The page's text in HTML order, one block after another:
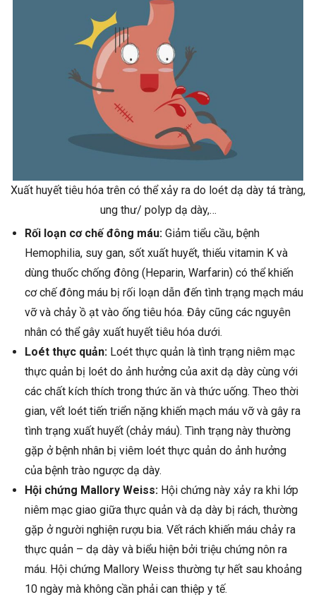
Xuất huyết tiêu hóa trên có thể xảy ra do loét dạ dày tá tràng,
ung thư/ polyp dạ dày,…
Rối loạn cơ chế đông máu: Giảm tiểu cầu, bệnh
Hemophilia, suy gan, sốt xuất huyết, thiếu vitamin K và
dùng thuốc chống đông (Heparin, Warfarin) có thể khiến
cơ chế đông máu bị rối loạn dẫn đến tình trạng mạch máu
vỡ và chảy ồ ạt vào ống tiêu hóa. Đây cũng các nguyên
nhân có thể gây xuất huyết tiêu hóa dưới.
Loét thực quản: Loét thực quản là tình trạng niêm mạc
thực quản bị loét do ảnh hưởng của axit dạ dày cùng với
các chất kích thích trong thức ăn và thức uống. Theo thời
gian, vết loét tiến triển nặng khiến mạch máu vỡ và gây ra
tình trạng xuất huyết (chảy máu). Tình trạng này thường
gặp ở bệnh nhân bị viêm loét thực quản do ảnh hưởng
của bệnh trào ngược dạ dày.
Hội chứng Mallory Weiss: Hội chứng này xảy ra khi lớp
niêm mạc giao giữa thực quản và dạ dày bị rách, thường
gặp ở người nghiện rượu bia. Vết rách khiến máu chảy ra
thực quản – dạ dày và biểu hiện bởi triệu chứng nôn ra
máu. Hội chứng Mallory Weiss thường tự hết sau khoảng
10 ngày mà không cần phải can thiệp y tế.